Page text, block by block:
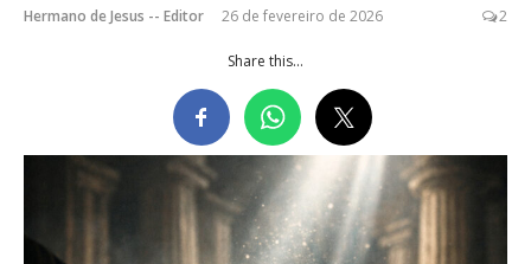
Hermano de Jesus -- Editor 26 de fevereiro de 2026 2
Share this...